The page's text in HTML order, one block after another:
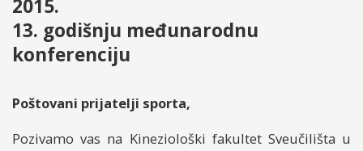
2015.
13. godišnju međunarodnu
konferenciju
Poštovani prijatelji sporta,
Pozivamo vas na Kineziološki fakultet Sveučilišta u